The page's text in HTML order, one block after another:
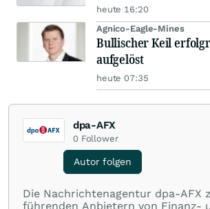
heute 16:20
Agnico-Eagle-Mines
Bullischer Keil
aufgelöst
heute 07:35
dpa-AFX
0 Follower
Autor folgen
Die Nachrichtenagentur dpa-AFX
führenden Anbietern von Finanz-